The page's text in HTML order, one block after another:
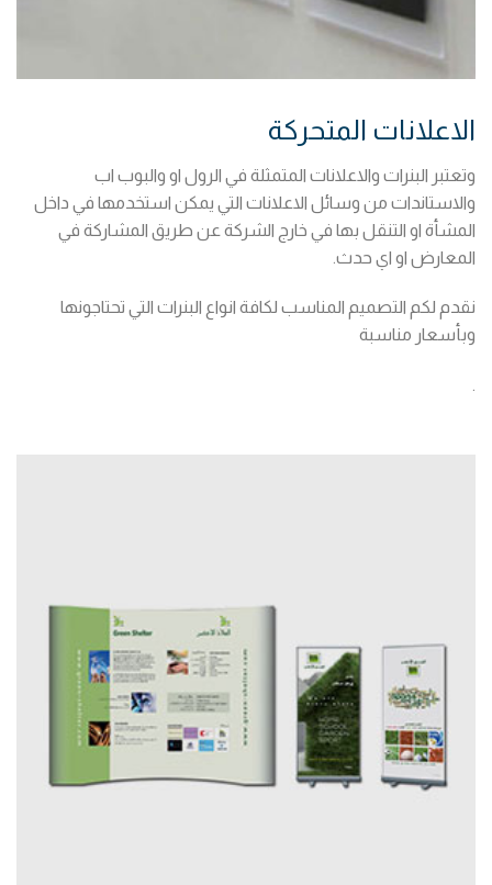
الاعلانات المتحركة
وتعتبر البنرات والاعلانات المتمثلة في الرول او والبوب اب
والاستاندات من وسائل الاعلانات التي يمكن استخدمها في داخل
المشأة او التنقل بها في خارج الشركة عن طريق المشاركة في
المعارض او اي حدث.
نقدم لكم التصميم المناسب لكافة انواع البنرات التي تحتاجونها
وبأسعار مناسبة
.